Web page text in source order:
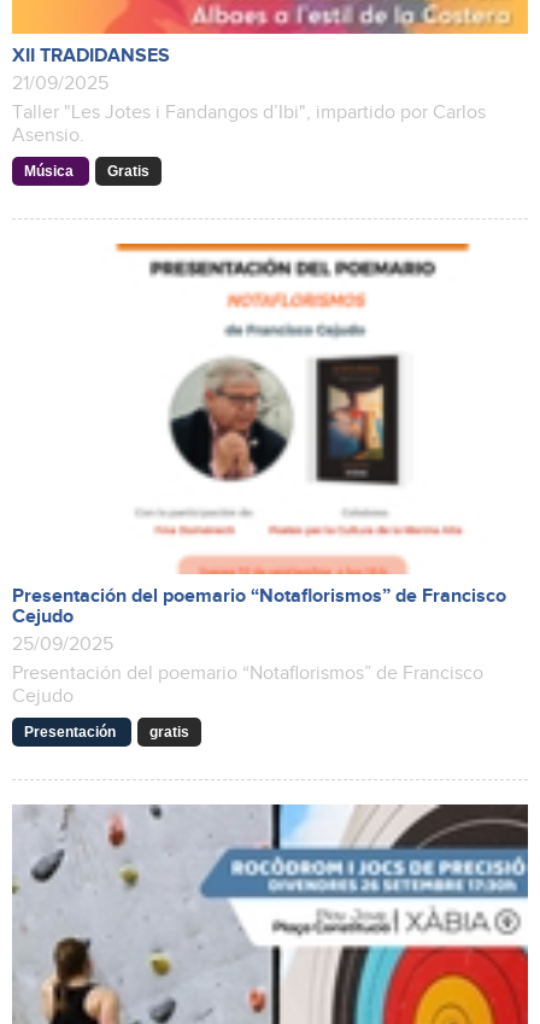
XII TRADIDANSES
21/09/2025
Taller "Les Jotes i Fandangos d’Ibi", impartido por Carlos
Asensio.
Música Gratis
Presentación del poemario “Notaflorismos” de Francisco
Cejudo
25/09/2025
Presentación del poemario “Notaflorismos” de Francisco
Cejudo
Presentación gratis